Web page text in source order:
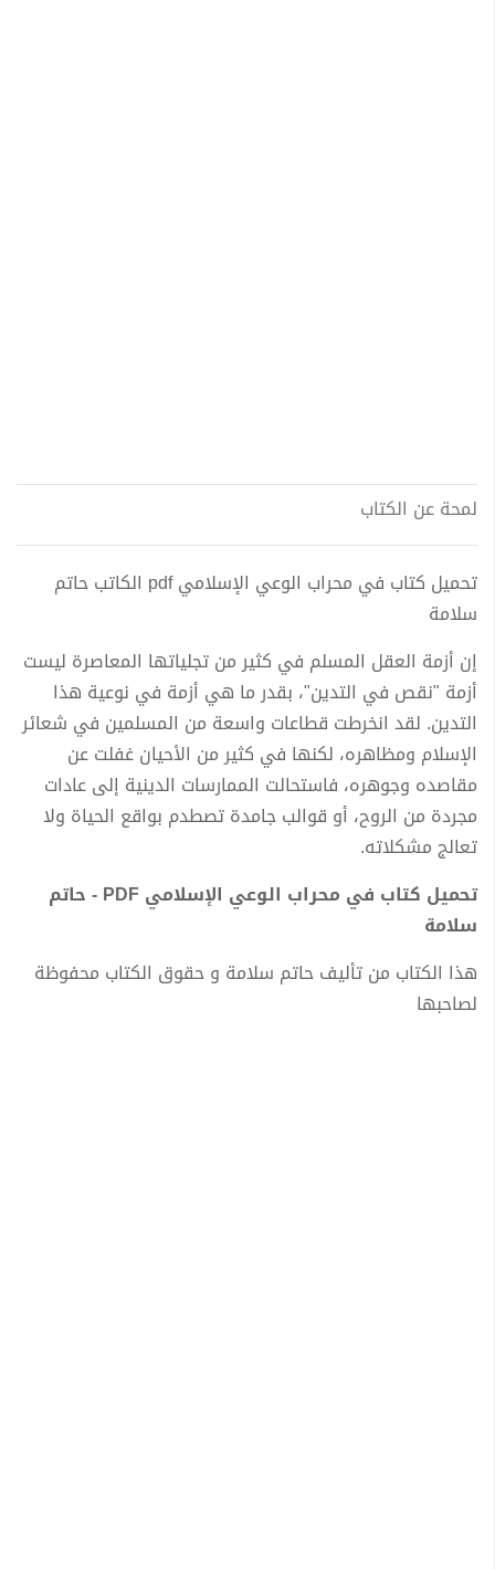
لمحة عن الكتاب
تحميل كتاب في محراب الوعي الإسلامي pdf الكاتب حاتم
سلامة
إن أزمة العقل المسلم في كثير من تجلياتها المعاصرة ليست
أزمة "نقص في التدين"، بقدر ما هي أزمة في نوعية هذا
التدين. لقد انخرطت قطاعات واسعة من المسلمين في شعائر
الإسلام ومظاهره، لكنها في كثير من الأحيان غفلت عن
مقاصده وجوهره، فاستحالت الممارسات الدينية إلى عادات
مجردة من الروح، أو قوالب جامدة تصطدم بواقع الحياة ولا
تعالج مشكلاته.
تحميل كتاب في محراب الوعي الإسلامي PDF - حاتم
سلامة
هذا الكتاب من تأليف حاتم سلامة و حقوق الكتاب محفوظة
لصاحبها